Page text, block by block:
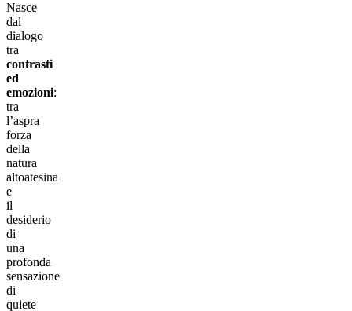
Nasce
dal
dialogo
tra
contrasti
ed
emozioni:
tra
l’aspra
forza
della
natura
altoatesina
e
il
desiderio
di
una
profonda
sensazione
di
quiete